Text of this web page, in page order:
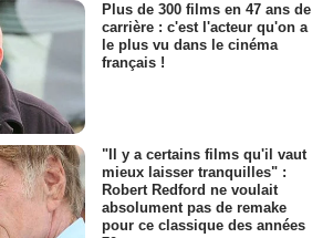
Plus de 300 films en 47 ans de
carrière : c'est l'acteur qu'on a
le plus vu dans le cinéma
français !
"Il y a certains films qu'il vaut
mieux laisser tranquilles" :
Robert Redford ne voulait
absolument pas de remake
pour ce classique des années